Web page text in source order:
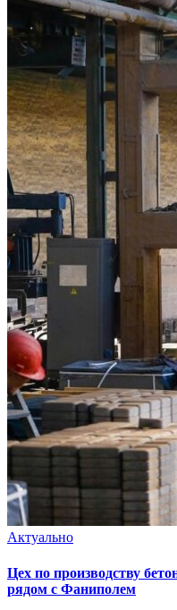
Актуально
Цех по производству
рядом с Фаниполем